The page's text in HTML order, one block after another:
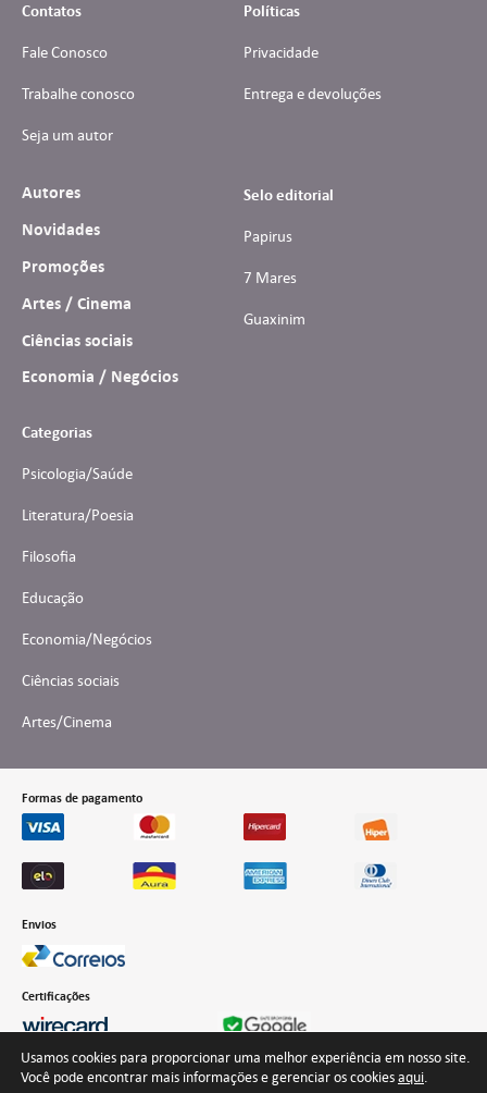
Contatos
Fale Conosco
Trabalhe conosco
Seja um autor
Políticas
Privacidade
Entrega e devoluções
Autores
Novidades
Promoções
Artes / Cinema
Ciências sociais
Economia / Negócios
Selo editorial
Papirus
7 Mares
Guaxinim
Categorias
Psicologia/Saúde
Literatura/Poesia
Filosofia
Educação
Economia/Negócios
Ciências sociais
Artes/Cinema
Formas de pagamento
Envios
Certificações
Desenvolvido por Interteia Comunicação
Usamos cookies para proporcionar uma melhor experiência em nosso site.
Você pode encontrar mais informações e gerenciar os cookiesaqui.